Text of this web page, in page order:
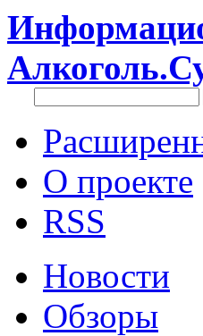
О проекте
RSS
Новости
Обзоры